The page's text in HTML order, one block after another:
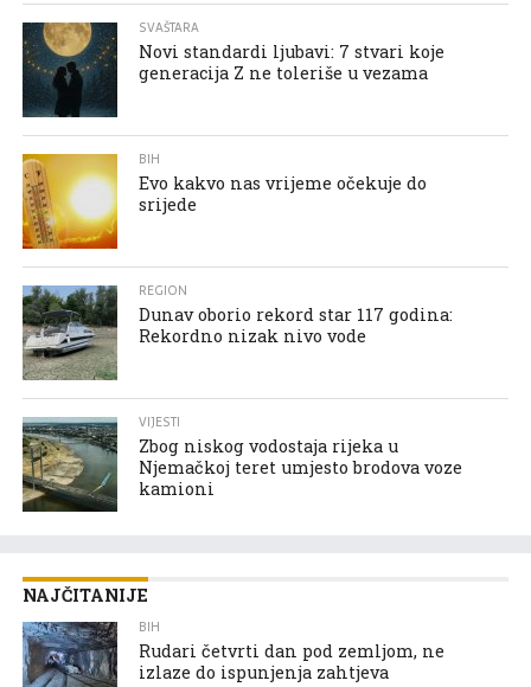
SVAŠTARA
Novi standardi ljubavi: 7 stvari koje
generacija Z ne toleriše u vezama
BIH
Evo kakvo nas vrijeme očekuje do
srijede
REGION
Dunav oborio rekord star 117 godina:
Rekordno nizak nivo vode
VIJESTI
Zbog niskog vodostaja rijeka u
Njemačkoj teret umjesto brodova voze
kamioni
NAJČITANIJE
BIH
Rudari četvrti dan pod zemljom, ne
izlaze do ispunjenja zahtjeva